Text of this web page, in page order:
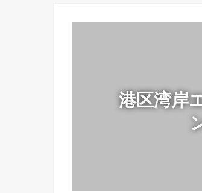
港区湾岸